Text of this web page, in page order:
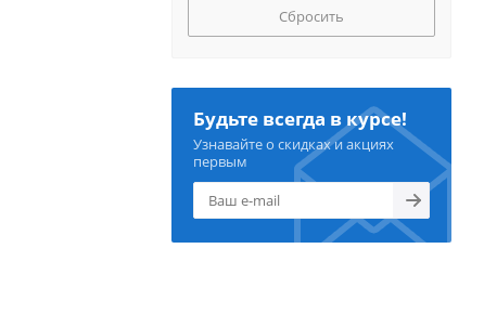
Сбросить
Будьте всегда в курсе!
Узнавайте о скидках и акциях
первым